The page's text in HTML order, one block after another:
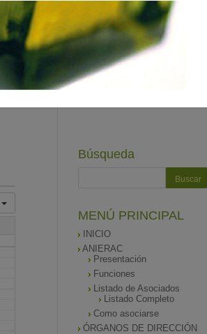
Búsqueda
MENÚ PRINCIPAL
INICIO
ANIERAC
Presentación
Funciones
Listado de Asociados
Listado Completo
Como asociarse
ÓRGANOS DE DIRECCIÓN